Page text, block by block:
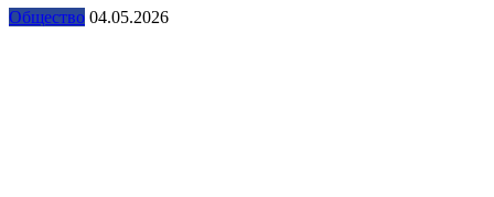
Общество 04.05.2026